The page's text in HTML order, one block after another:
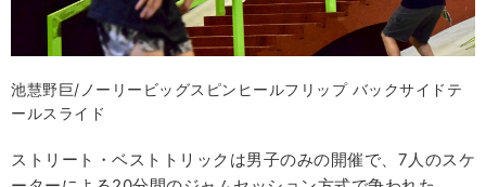
池慧野巨/ノーリービッグスピンヒールフリップ バックサイドテ
ールスライド
ストリート・ベストトリックは男子のみの開催で、7人のスケ